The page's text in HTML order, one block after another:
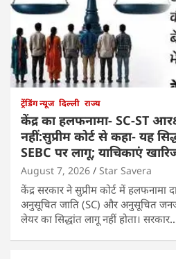
ट्रेंडिंग न्यूज दिल्ली राज्य
केंद्र का हलफनामा- SC-ST
नहीं:सुप्रीम कोर्ट से कहा- यह
SEBC पर लागू; याचिकाएं
August 7, 2026 Star Savera
केंद्र सरकार ने सुप्रीम कोर्ट में हलफनामा
अनुसूचित जाति (SC) और अनुसूचित
लेयर का सिद्धांत लागू नहीं होता।